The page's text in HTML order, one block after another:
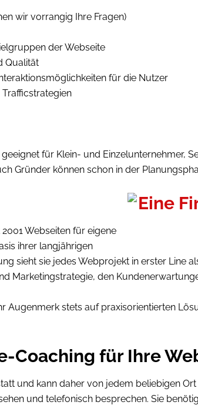
wir vorrangig Ihre Fragen)
der Webseite
Qualität
für die Nutzer
für Klein- und Einzelunternehmer,
Gründer können schon in der
Webseiten für eigene
ihrer langjährigen
sieht sie jedes Webprojekt in erster Line
Marketingstrategie, den
Augenmerk stets auf praxisorientierten
Coaching für Ihre
und kann daher von jedem beliebigen
und telefonisch besprechen. Sie